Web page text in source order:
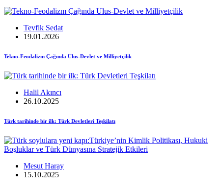
Tevfik Sedat
19.01.2026
Tekno-Feodalizm Çağında Ulus-Devlet ve Milliyetçilik
Halil Akıncı
26.10.2025
Türk tarihinde bir ilk: Türk Devletleri Teşkilatı
Mesut Haray
15.10.2025